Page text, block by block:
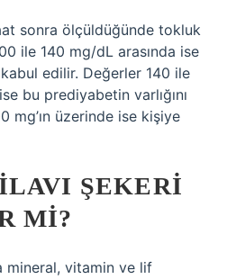
sonra ölçüldüğünde tokluk
ile 140 mg/dL arasında ise
kabul edilir. Değerler 140 ile
bu prediyabetin varlığını
mg’ın üzerinde ise kişiye
ŞEKERI
MI?
mineral, vitamin ve lif